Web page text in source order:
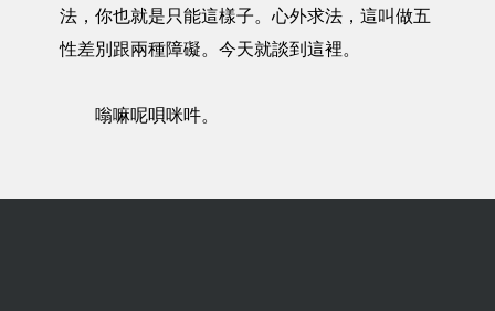
法，你也就是只能這樣子。心外求法，這叫做五
性差別跟兩種障礙。今天就談到這裡。
嗡嘛呢唄咪吽。